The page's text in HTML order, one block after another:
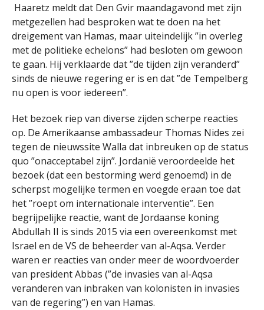
Haaretz meldt dat Den Gvir maandagavond met zijn
metgezellen had besproken wat te doen na het
dreigement van Hamas, maar uiteindelijk ”in overleg
met de politieke echelons” had besloten om gewoon
te gaan. Hij verklaarde dat ”de tijden zijn veranderd”
sinds de nieuwe regering er is en dat ”de Tempelberg
nu open is voor iedereen”.
Het bezoek riep van diverse zijden scherpe reacties
op. De Amerikaanse ambassadeur Thomas Nides zei
tegen de nieuwssite Walla dat inbreuken op de status
quo ”onacceptabel zijn”. Jordanië veroordeelde het
bezoek (dat een bestorming werd genoemd) in de
scherpst mogelijke termen en voegde eraan toe dat
het ”roept om internationale interventie”. Een
begrijpelijke reactie, want de Jordaanse koning
Abdullah II is sinds 2015 via een overeenkomst met
Israel en de VS de beheerder van al-Aqsa. Verder
waren er reacties van onder meer de woordvoerder
van president Abbas (”de invasies van al-Aqsa
veranderen van inbraken van kolonisten in invasies
van de regering”) en van Hamas.